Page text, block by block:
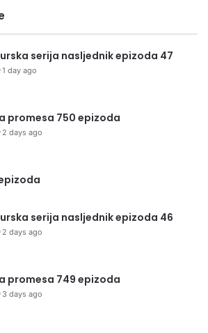
serija nasljednik epizoda 47
1 day ago
promesa 750 epizoda
2 days ago
serija nasljednik epizoda 46
2 days ago
promesa 749 epizoda
3 days ago